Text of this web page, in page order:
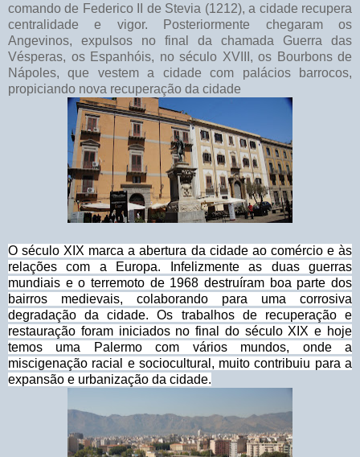
comando de Federico II de Stevia (1212), a cidade recupera
centralidade e vigor. Posteriormente chegaram os
Angevinos, expulsos no final da chamada Guerra das
Vésperas, os Espanhóis, no século XVIII, os Bourbons de
Nápoles, que vestem a cidade com palácios barrocos,
propiciando nova recuperação da cidade
O século XIX marca a abertura da cidade ao comércio e às
relações com a Europa. Infelizmente as duas guerras
mundiais e o terremoto de 1968 destruíram boa parte dos
bairros medievais, colaborando para uma corrosiva
degradação da cidade. Os trabalhos de recuperação e
restauração foram iniciados no final do século XIX e hoje
temos uma Palermo com vários mundos, onde a
miscigenação racial e sociocultural, muito contribuiu para a
expansão e urbanização da cidade.